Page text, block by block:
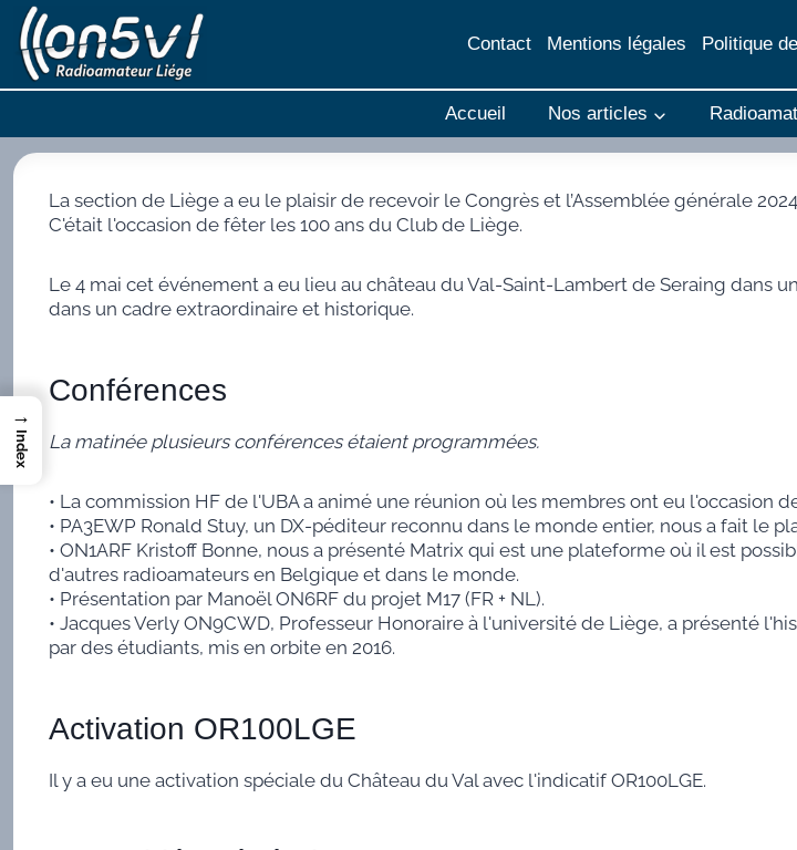
Aller
au
contenu
Contact Mentions légales Politique
Accueil Nos articles
La section de Liège a eu le plaisir de recevoir le Congrès et l’Assemblée générale 2024
C'était l'occasion de fêter les 100 ans du Club de Liège.
Le 4 mai cet événement a eu lieu au château du Val-Saint-Lambert de Seraing dans
dans un cadre extraordinaire et historique.
Conférences
La matinée plusieurs conférences étaient programmées.
• La commission HF de l'UBA a animé une réunion où les membres ont eu l'occasion
• PA3EWP Ronald Stuy, un DX-péditeur reconnu dans le monde entier, nous a fait le
• ON1ARF Kristoff Bonne, nous a présenté Matrix qui est une plateforme où il est
d'autres radioamateurs en Belgique et dans le monde.
• Présentation par Manoël ON6RF du projet M17 (FR + NL).
• Jacques Verly ON9CWD, Professeur Honoraire à l'université de Liège, a présenté
par des étudiants, mis en orbite en 2016.
Activation OR100LGE
Il y a eu une activation spéciale du Château du Val avec l'indicatif OR100LGE.
→
Index